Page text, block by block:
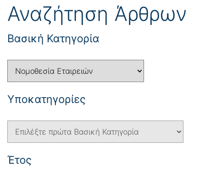
Αναζήτηση Άρθρων
Βασική Κατηγορία
Yποκατηγορίες
Έτος